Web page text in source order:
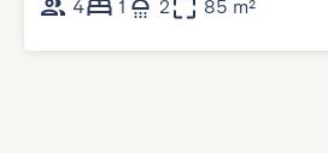
4
1 2 85 m²